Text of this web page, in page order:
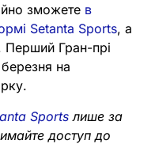
зможете в
Setanta Sports, а
Перший Гран-прі
на
Sportsлише за
доступ до